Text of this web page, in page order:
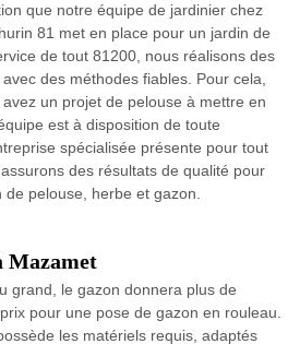
que notre équipe de jardinier chez
81 met en place pour un jardin de
de tout 81200, nous réalisons des
des méthodes fiables. Pour cela,
un projet de pelouse à mettre en
est à disposition de toute
spécialisée présente pour tout
des résultats de qualité pour
pelouse, herbe et gazon.
Mazamet
grand, le gazon donnera plus de
pour une pose de gazon en rouleau.
les matériels requis, adaptés